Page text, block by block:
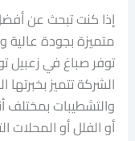
إذا كنت تبحث عن
متميزة بجودة
توفر صباغ في زعبيل
الشركة تتميز
والتشطيبات بمختلف
أو الفلل أو المحلات